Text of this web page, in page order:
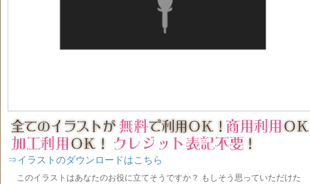
⇒イラストのダウンロードはこちら